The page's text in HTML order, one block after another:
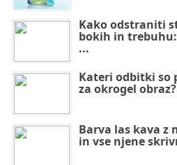
Kako odstraniti
bokih in
...
Kateri odbitki so
za okrogel obraz?
Barva las kava z
in vse njene